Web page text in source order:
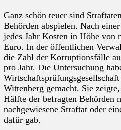
Ganz schön teuer sind
Behörden abspielen. Nach
jedes Jahr Kosten in Höhe von
Euro. In der öffentlichen
die Zahl der Korruptionsfälle
pro Jahr. Die Untersuchung
Wittenberg gemacht. Sie
Hälfte der befragten Behörden
nachgewiesene Straftat oder
dafür gab.